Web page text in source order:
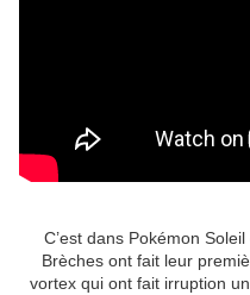
C’est dans Pokémon
Brèches ont fait leur
vortex qui ont fait irruption